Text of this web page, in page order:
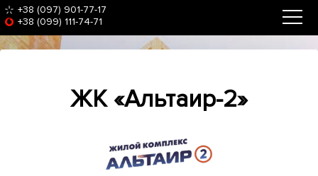
+38 (097) 901-77-17
+38 (099) 111-74-71
ЖК «Альтаир-2»